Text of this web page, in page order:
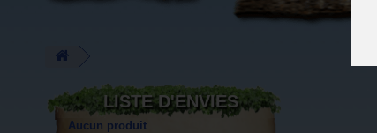
LISTE D'ENVIES
Aucun produit